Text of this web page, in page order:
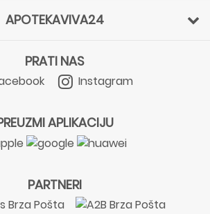
APOTEKAVIVA24
PRATI NAS
Instagram
APLIKACIJU
PARTNERI